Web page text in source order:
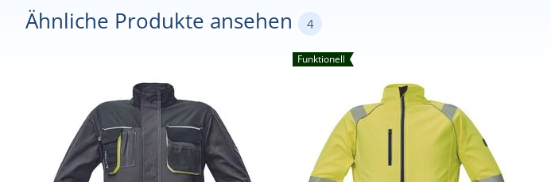
Ähnliche Produkte ansehen 4
Funktionell